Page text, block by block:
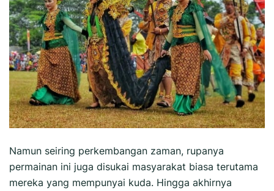
Namun seiring perkembangan zaman, rupanya
permainan ini juga disukai masyarakat biasa terutama
mereka yang mempunyai kuda. Hingga akhirnya